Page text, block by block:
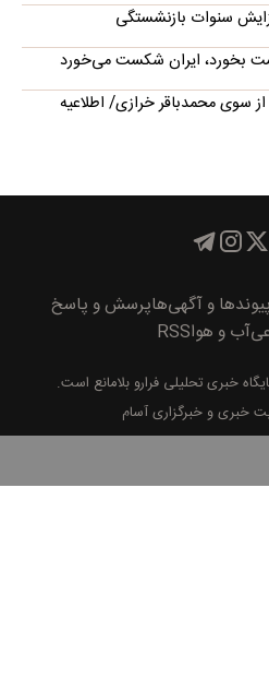
سنوات بازنشستگی
بخورد، ایران شکست می‌خورد
سوی محمدباقر خرازی/ اطلاعیه
پیوند‌ها و آگهی‌هاپرسش و پاسخ
آب و هواRSS
خبری تحليلی فرارو بلامانع است.
خبری و خبرگزاری آسام